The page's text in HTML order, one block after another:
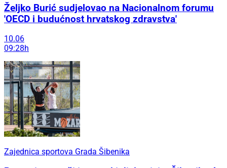
Željko Burić sudjelovao na Nacionalnom forumu
'OECD i budućnost hrvatskog zdravstva'
10.06
09:28h
Zajednica sportova Grada Šibenika